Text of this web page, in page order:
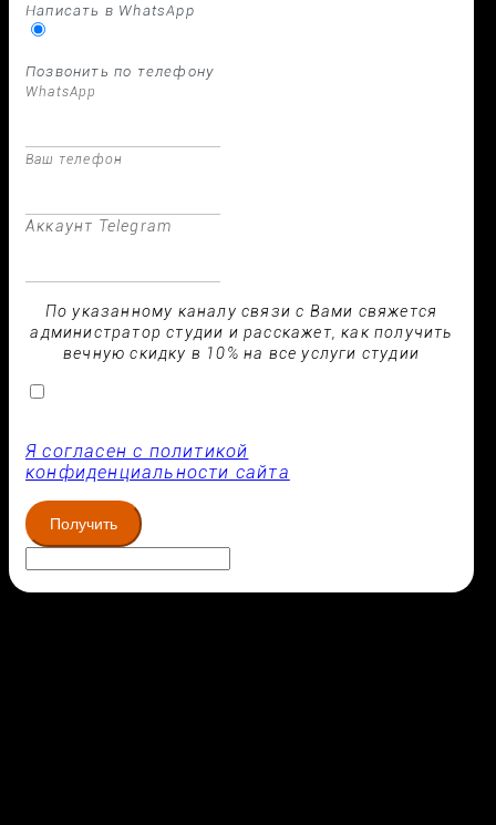
Написать в WhatsApp
Позвонить по телефону
WhatsApp
Ваш телефон
Аккаунт Telegram
По указанному каналу связи с Вами свяжется
администратор студии и расскажет, как получить
вечную скидку в 10% на все услуги студии
Я согласен с политикой
конфиденциальности сайта
Получить